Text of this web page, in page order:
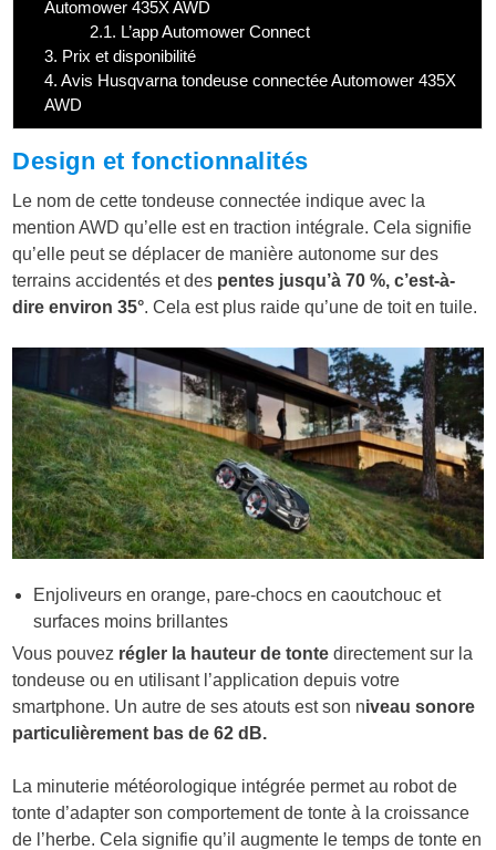
Automower 435X AWD
2.1. L’app Automower Connect
3. Prix et disponibilité
4. Avis Husqvarna tondeuse connectée Automower 435X
AWD
Design et fonctionnalités
Le nom de cette tondeuse connectée indique avec la
mention AWD qu’elle est en traction intégrale. Cela signifie
qu’elle peut se déplacer de manière autonome sur des
terrains accidentés et des pentes jusqu’à 70 %, c’est-à-
dire environ 35°. Cela est plus raide qu’une de toit en tuile.
Enjoliveurs en orange, pare-chocs en caoutchouc et
surfaces moins brillantes
Vous pouvez régler la hauteur de tonte directement sur la
tondeuse ou en utilisant l’application depuis votre
smartphone. Un autre de ses atouts est son niveau sonore
particulièrement bas de 62 dB.
La minuterie météorologique intégrée permet au robot de
tonte d’adapter son comportement de tonte à la croissance
de l’herbe. Cela signifie qu’il augmente le temps de tonte en